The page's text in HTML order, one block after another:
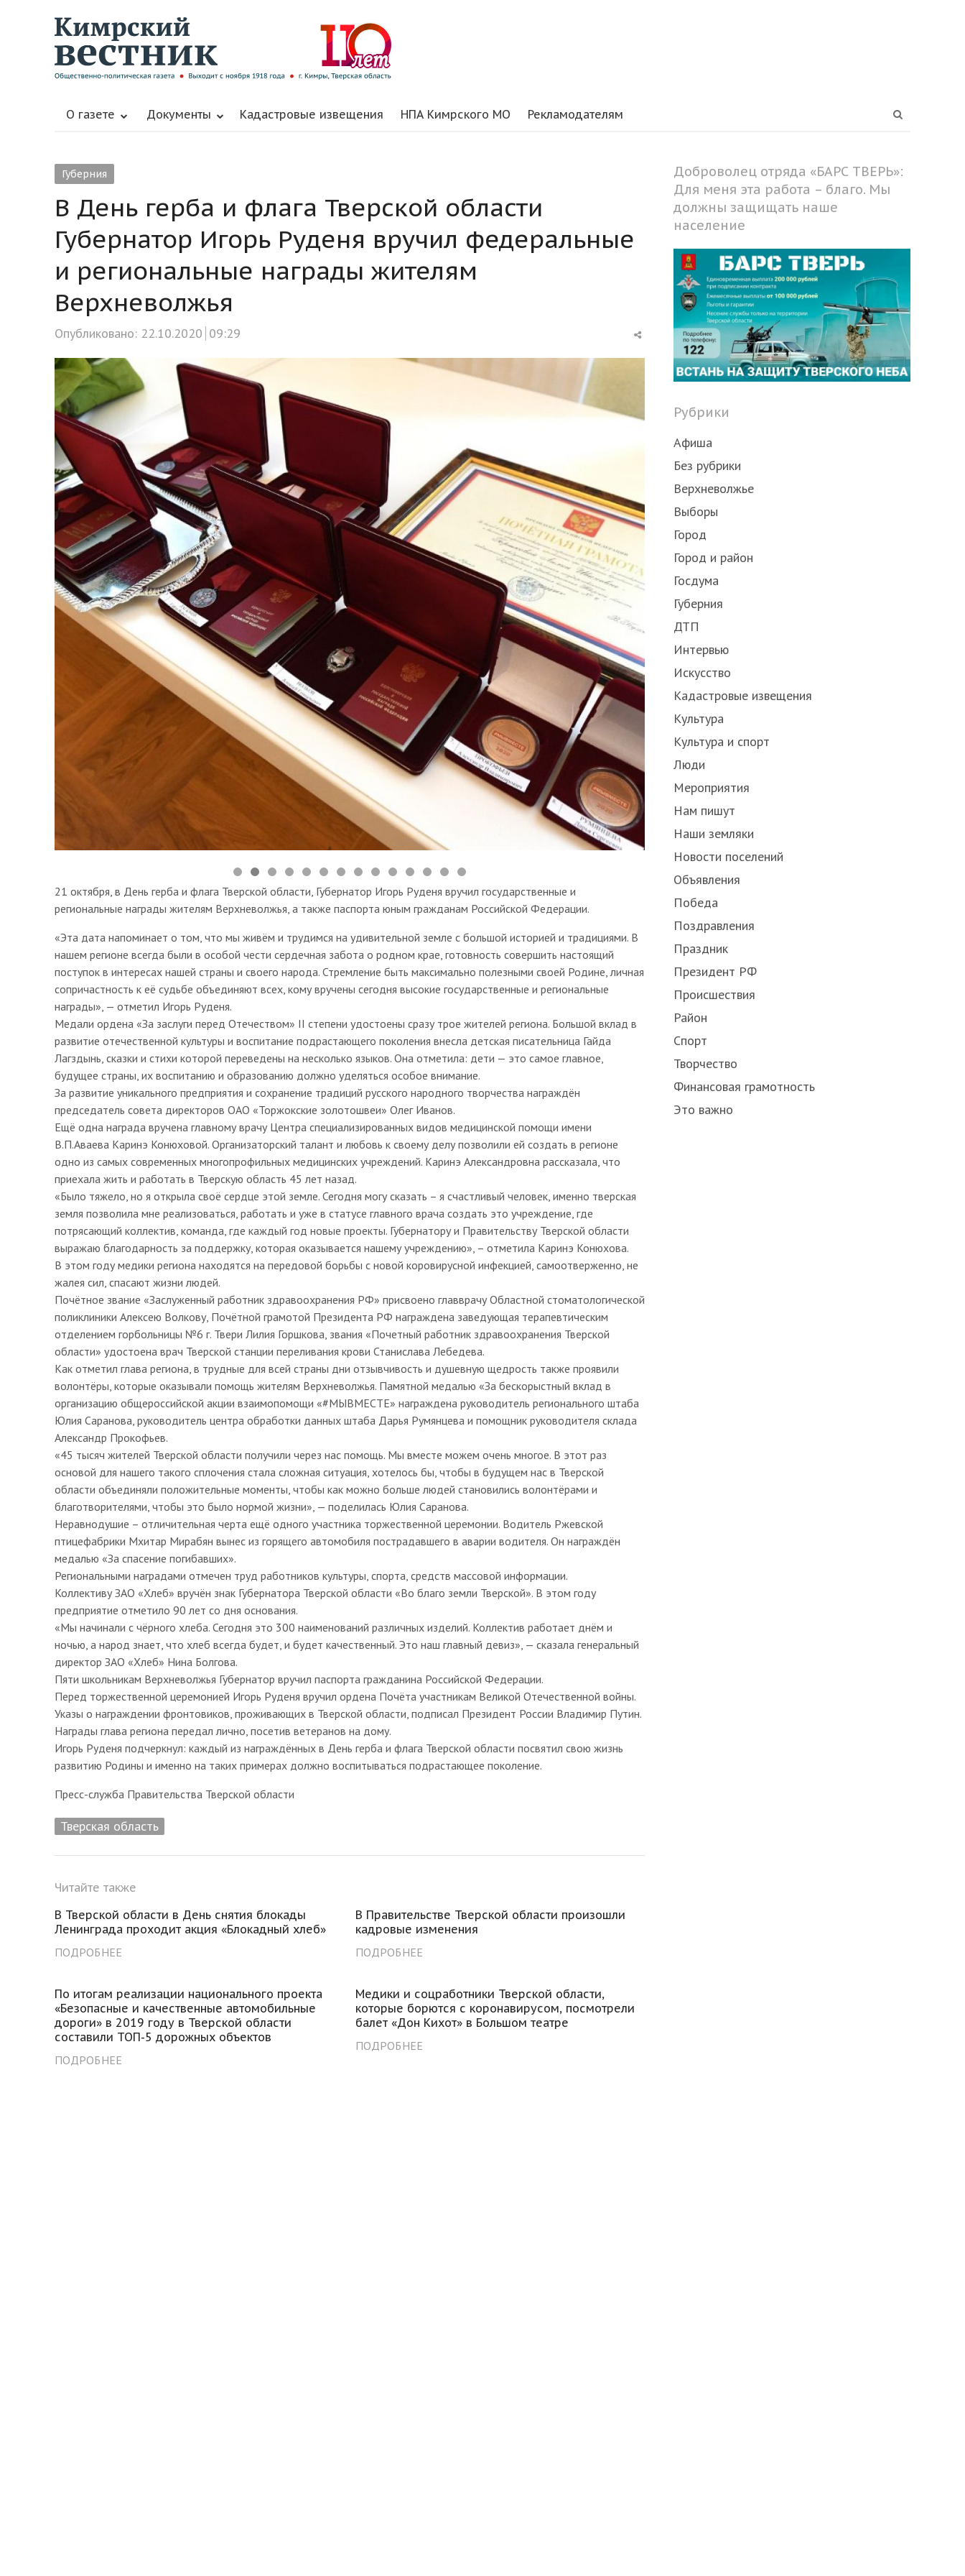
О газете Документы Кадастровые извещения НПА Кимрского МО Рекламодателям
Губерния
В День герба и флага Тверской области
Губернатор Игорь Руденя вручил федеральные
и региональные награды жителям
Верхневолжья
Опубликовано: 22.10.2020 09:29
Share
post
21 октября, в День герба и флага Тверской области, Губернатор Игорь Руденя вручил государственные и
региональные награды жителям Верхневолжья, а также паспорта юным гражданам Российской Федерации.
«Эта дата напоминает о том, что мы живём и трудимся на удивительной земле с большой историей и традициями. В
нашем регионе всегда были в особой чести сердечная забота о родном крае, готовность совершить настоящий
поступок в интересах нашей страны и своего народа. Стремление быть максимально полезными своей Родине, личная
сопричастность к её судьбе объединяют всех, кому вручены сегодня высокие государственные и региональные
награды», — отметил Игорь Руденя.
Медали ордена «За заслуги перед Отечеством» II степени удостоены сразу трое жителей региона. Большой вклад в
развитие отечественной культуры и воспитание подрастающего поколения внесла детская писательница Гайда
Лагздынь, сказки и стихи которой переведены на несколько языков. Она отметила: дети — это самое главное,
будущее страны, их воспитанию и образованию должно уделяться особое внимание.
За развитие уникального предприятия и сохранение традиций русского народного творчества награждён
председатель совета директоров ОАО «Торжокские золотошвеи» Олег Иванов.
Ещё одна награда вручена главному врачу Центра специализированных видов медицинской помощи имени
В.П.Аваева Каринэ Конюховой. Организаторский талант и любовь к своему делу позволили ей создать в регионе
одно из самых современных многопрофильных медицинских учреждений. Каринэ Александровна рассказала, что
приехала жить и работать в Тверскую область 45 лет назад.
«Было тяжело, но я открыла своё сердце этой земле. Сегодня могу сказать – я счастливый человек, именно тверская
земля позволила мне реализоваться, работать и уже в статусе главного врача создать это учреждение, где
потрясающий коллектив, команда, где каждый год новые проекты. Губернатору и Правительству Тверской области
выражаю благодарность за поддержку, которая оказывается нашему учреждению», – отметила Каринэ Конюхова.
В этом году медики региона находятся на передовой борьбы с новой коровирусной инфекцией, самоотверженно, не
жалея сил, спасают жизни людей.
Почётное звание «Заслуженный работник здравоохранения РФ» присвоено главврачу Областной стоматологической
поликлиники Алексею Волкову, Почётной грамотой Президента РФ награждена заведующая терапевтическим
отделением горбольницы №6 г. Твери Лилия Горшкова, звания «Почетный работник здравоохранения Тверской
области» удостоена врач Тверской станции переливания крови Станислава Лебедева.
Как отметил глава региона, в трудные для всей страны дни отзывчивость и душевную щедрость также проявили
волонтёры, которые оказывали помощь жителям Верхневолжья. Памятной медалью «За бескорыстный вклад в
организацию общероссийской акции взаимопомощи «#МЫВМЕСТЕ» награждена руководитель регионального штаба
Юлия Саранова, руководитель центра обработки данных штаба Дарья Румянцева и помощник руководителя склада
Александр Прокофьев.
«45 тысяч жителей Тверской области получили через нас помощь. Мы вместе можем очень многое. В этот раз
основой для нашего такого сплочения стала сложная ситуация, хотелось бы, чтобы в будущем нас в Тверской
области объединяли положительные моменты, чтобы как можно больше людей становились волонтёрами и
благотворителями, чтобы это было нормой жизни», — поделилась Юлия Саранова.
Неравнодушие – отличительная черта ещё одного участника торжественной церемонии. Водитель Ржевской
птицефабрики Мхитар Мирабян вынес из горящего автомобиля пострадавшего в аварии водителя. Он награждён
медалью «За спасение погибавших».
Региональными наградами отмечен труд работников культуры, спорта, средств массовой информации.
Коллективу ЗАО «Хлеб» вручён знак Губернатора Тверской области «Во благо земли Тверской». В этом году
предприятие отметило 90 лет со дня основания.
«Мы начинали с чёрного хлеба. Сегодня это 300 наименований различных изделий. Коллектив работает днём и
ночью, а народ знает, что хлеб всегда будет, и будет качественный. Это наш главный девиз», — сказала генеральный
директор ЗАО «Хлеб» Нина Болгова.
Пяти школьникам Верхневолжья Губернатор вручил паспорта гражданина Российской Федерации.
Перед торжественной церемонией Игорь Руденя вручил ордена Почёта участникам Великой Отечественной войны.
Указы о награждении фронтовиков, проживающих в Тверской области, подписал Президент России Владимир Путин.
Награды глава региона передал лично, посетив ветеранов на дому.
Игорь Руденя подчеркнул: каждый из награждённых в День герба и флага Тверской области посвятил свою жизнь
развитию Родины и именно на таких примерах должно воспитываться подрастающее поколение.
Пресс-служба Правительства Тверской области
Тверская область
Читайте также
В Тверской области в День снятия блокады
Ленинграда проходит акция «Блокадный хлеб»
ПОДРОБНЕЕ
В Правительстве Тверской области произошли
кадровые изменения
ПОДРОБНЕЕ
По итогам реализации национального проекта
«Безопасные и качественные автомобильные
дороги» в 2019 году в Тверской области
составили ТОП-5 дорожных объектов
ПОДРОБНЕЕ
Медики и соцработники Тверской области,
которые борются с коронавирусом, посмотрели
балет «Дон Кихот» в Большом театре
ПОДРОБНЕЕ
Доброволец отряда «БАРС ТВЕРЬ»:
Для меня эта работа – благо. Мы
должны защищать наше
население
Рубрики
Афиша
Без рубрики
Верхневолжье
Выборы
Город
Город и район
Госдума
Губерния
ДТП
Интервью
Искусство
Кадастровые извещения
Культура
Культура и спорт
Люди
Мероприятия
Нам пишут
Наши земляки
Новости поселений
Объявления
Победа
Поздравления
Праздник
Президент РФ
Происшествия
Район
Спорт
Творчество
Финансовая грамотность
Это важно